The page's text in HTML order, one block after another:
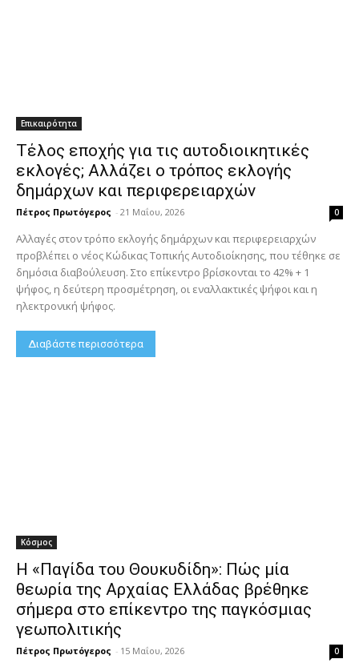
Επικαιρότητα
Τέλος εποχής για τις αυτοδιοικητικές
εκλογές; Αλλάζει ο τρόπος εκλογής
δημάρχων και περιφερειαρχών
Πέτρος Πρωτόγερος - 21 Μαΐου, 2026 0
Αλλαγές στον τρόπο εκλογής δημάρχων και περιφερειαρχών
προβλέπει ο νέος Κώδικας Τοπικής Αυτοδιοίκησης, που τέθηκε σε
δημόσια διαβούλευση. Στο επίκεντρο βρίσκονται το 42% + 1
ψήφος, η δεύτερη προσμέτρηση, οι εναλλακτικές ψήφοι και η
ηλεκτρονική ψήφος.
Διαβάστε περισσότερα
Κόσμος
Η «Παγίδα του Θουκυδίδη»: Πώς μία
θεωρία της Αρχαίας Ελλάδας βρέθηκε
σήμερα στο επίκεντρο της παγκόσμιας
γεωπολιτικής
Πέτρος Πρωτόγερος - 15 Μαΐου, 2026 0